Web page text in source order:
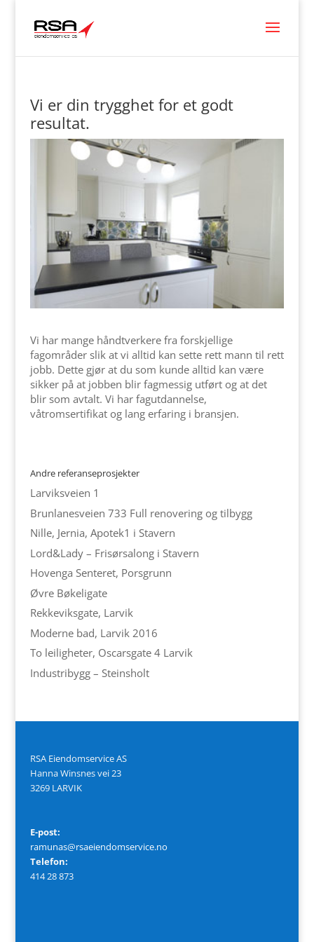
Vi er din trygghet for et godt
resultat.
Vi har mange håndtverkere fra forskjellige
fagområder slik at vi alltid kan sette rett mann til rett
jobb. Dette gjør at du som kunde alltid kan være
sikker på at jobben blir fagmessig utført og at det
blir som avtalt. Vi har fagutdannelse,
våtromsertifikat og lang erfaring i bransjen.
Andre referanseprosjekter
Larviksveien 1
Brunlanesveien 733 Full renovering og tilbygg
Nille, Jernia, Apotek1 i Stavern
Lord&Lady – Frisørsalong i Stavern
Hovenga Senteret, Porsgrunn
Øvre Bøkeligate
Rekkeviksgate, Larvik
Moderne bad, Larvik 2016
To leiligheter, Oscarsgate 4 Larvik
Industribygg – Steinsholt
RSA Eiendomservice AS
Hanna Winsnes vei 23
3269 LARVIK
E-post:
ramunas@rsaeiendomservice.no
Telefon:
414 28 873